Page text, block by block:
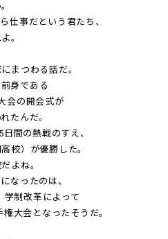
仕事だという君たち、
。
まつわる話だ。
身である
会の開会式が
たんだ。
間の熱戦のすえ、
校）が優勝した。
よね。
なったのは、
学制改革によって
大会となったそうだ。